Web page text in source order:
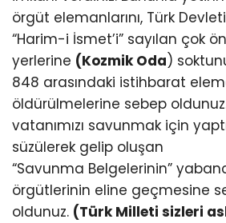
örgüt elemanlarını, Türk
“Harim-i İsmet’i” sayılan çok
yerlerine (Kozmik Oda)
848 arasındaki istihbarat
öldürülmelerine sebep
vatanımızı savunmak için
süzülerek gelip oluşan
“Savunma Belgelerinin”
örgütlerinin eline geçmesine
oldunuz. (Türk Milleti sizleri